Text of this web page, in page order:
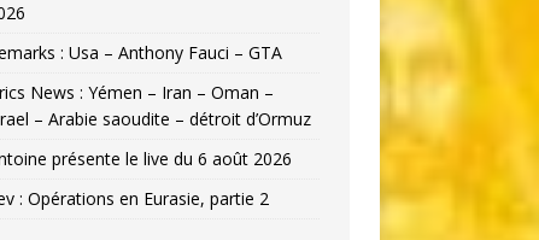
: Usa – Anthony Fauci – GTA
News : Yémen – Iran – Oman –
– Arabie saoudite – détroit d’Ormuz
présente le live du 6 août 2026
: Opérations en Eurasie, partie 2